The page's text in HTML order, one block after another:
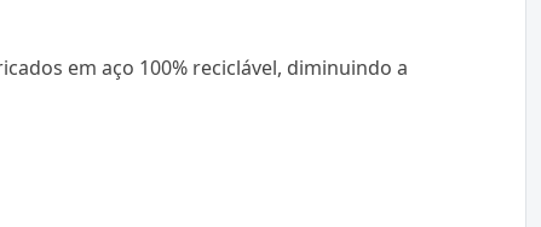
em aço 100% reciclável, diminuindo a